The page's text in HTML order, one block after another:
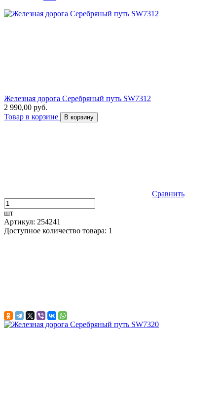
Железная дорога Серебряный путь SW7312
2 990,00 руб.
Товар в корзине
В корзину
Сравнить
шт
Артикул: 254241
Доступное количество товара: 1